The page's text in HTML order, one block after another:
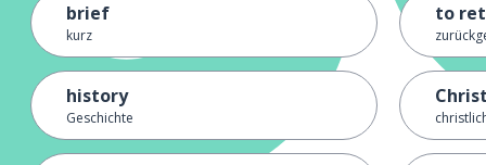
brief
kurz
history
Geschichte
to